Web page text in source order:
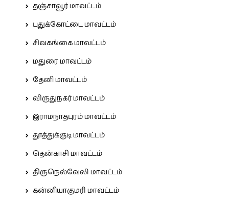
தஞ்சாவூர் மாவட்டம்
புதுக்கோட்டை மாவட்டம்
சிவகங்கை மாவட்டம்
மதுரை மாவட்டம்
தேனி மாவட்டம்
விருதுநகர் மாவட்டம்
இராமநாதபுரம் மாவட்டம்
தூத்துக்குடி மாவட்டம்
தென்காசி மாவட்டம்
திருநெல்வேலி மாவட்டம்
கன்னியாகுமரி மாவட்டம்